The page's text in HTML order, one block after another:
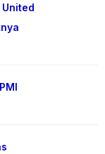
United